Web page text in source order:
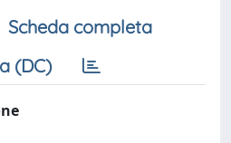
Scheda completa
(DC)